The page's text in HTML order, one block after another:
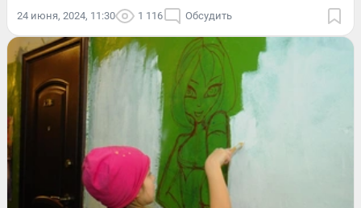
24 июня, 2024, 11:30 1 116 Обсудить